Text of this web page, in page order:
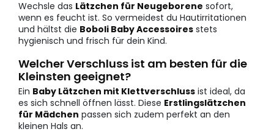
Wechsle das Lätzchen für Neugeborene sofort,
wenn es feucht ist. So vermeidest du Hautirritationen
und hältst die Boboli Baby Accessoires stets
hygienisch und frisch für dein Kind.
Welcher Verschluss ist am besten für die
Kleinsten geeignet?
Ein Baby Lätzchen mit Klettverschluss ist ideal, da
es sich schnell öffnen lässt. Diese Erstlingslätzchen
für Mädchen passen sich zudem perfekt an den
kleinen Hals an.